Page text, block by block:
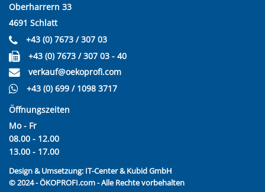
Oberharrern 33
4691 Schlatt
+43 (0) 7673 / 307 03
+43 (0) 7673 / 307 03 - 40
verkauf@oekoprofi.com
+43 (0) 699 / 1098 3717
Öffnungszeiten
Mo - Fr
08.00 - 12.00
13.00 - 17.00
Design & Umsetzung: IT-Center & Kubid GmbH
© 2024 - ÖKOPROFI.com - Alle Rechte vorbehalten